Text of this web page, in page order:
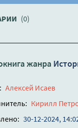
(0)
жанра
Алексей Исаев
Кирилл
30-12-2024,